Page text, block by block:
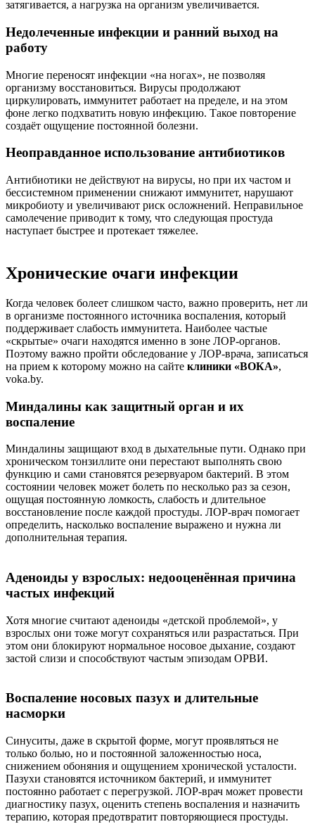
затягивается, а нагрузка на организм увеличивается.
Недолеченные инфекции и ранний выход на
работу
Многие переносят инфекции «на ногах», не позволяя
организму восстановиться. Вирусы продолжают
циркулировать, иммунитет работает на пределе, и на этом
фоне легко подхватить новую инфекцию. Такое повторение
создаёт ощущение постоянной болезни.
Неоправданное использование антибиотиков
Антибиотики не действуют на вирусы, но при их частом и
бессистемном применении снижают иммунитет, нарушают
микробиоту и увеличивают риск осложнений. Неправильное
самолечение приводит к тому, что следующая простуда
наступает быстрее и протекает тяжелее.
Хронические очаги инфекции
Когда человек болеет слишком часто, важно проверить, нет ли
в организме постоянного источника воспаления, который
поддерживает слабость иммунитета. Наиболее частые
«скрытые» очаги находятся именно в зоне ЛОР-органов.
Поэтому важно пройти обследование у ЛОР-врача, записаться
на прием к которому можно на сайте клиники «ВОКА»,
voka.by.
Миндалины как защитный орган и их
воспаление
Миндалины защищают вход в дыхательные пути. Однако при
хроническом тонзиллите они перестают выполнять свою
функцию и сами становятся резервуаром бактерий. В этом
состоянии человек может болеть по несколько раз за сезон,
ощущая постоянную ломкость, слабость и длительное
восстановление после каждой простуды. ЛОР-врач помогает
определить, насколько воспаление выражено и нужна ли
дополнительная терапия.
Аденоиды у взрослых: недооценённая причина
частых инфекций
Хотя многие считают аденоиды «детской проблемой», у
взрослых они тоже могут сохраняться или разрастаться. При
этом они блокируют нормальное носовое дыхание, создают
застой слизи и способствуют частым эпизодам ОРВИ.
Воспаление носовых пазух и длительные
насморки
Синуситы, даже в скрытой форме, могут проявляться не
только болью, но и постоянной заложенностью носа,
снижением обоняния и ощущением хронической усталости.
Пазухи становятся источником бактерий, и иммунитет
постоянно работает с перегрузкой. ЛОР-врач может провести
диагностику пазух, оценить степень воспаления и назначить
терапию, которая предотвратит повторяющиеся простуды.